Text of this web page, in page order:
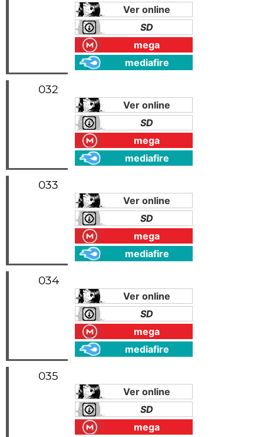
Ver online
SD
mega
mediafire
032
Ver online
SD
mega
mediafire
033
Ver online
SD
mega
mediafire
034
Ver online
SD
mega
mediafire
035
Ver online
SD
mega